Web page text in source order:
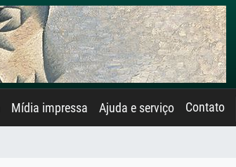
Mídia impressa Ajuda e serviço Contato